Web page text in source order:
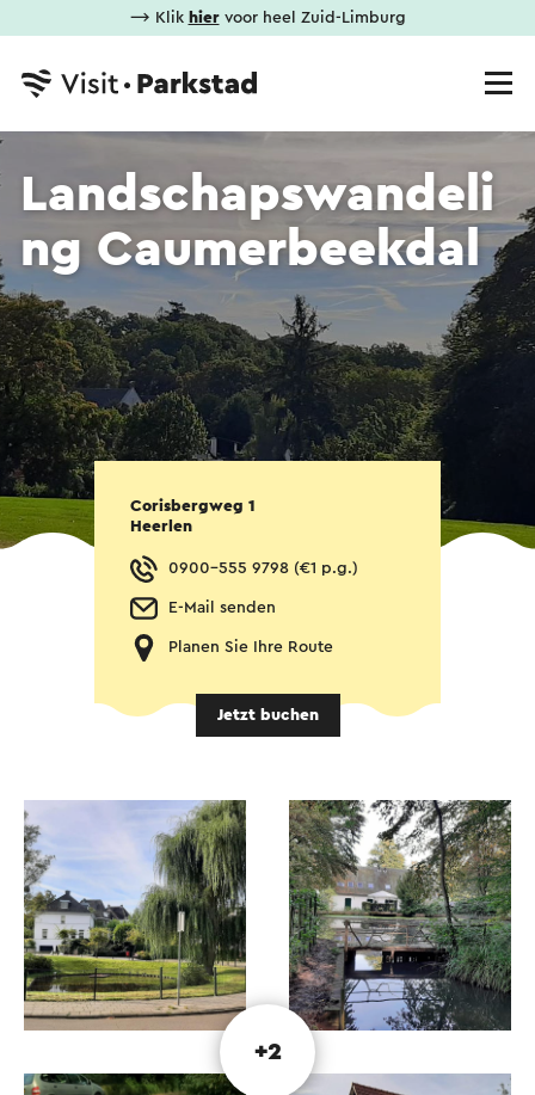
⟶ Klik hiervoor heel Zuid-Limburg
Landschapswandeli
ng Caumerbeekdal
Corisbergweg 1
Heerlen
0900-555 9798 (€1 p.g.)
E-Mail senden
Planen Sie Ihre Route
Jetzt buchen
+2